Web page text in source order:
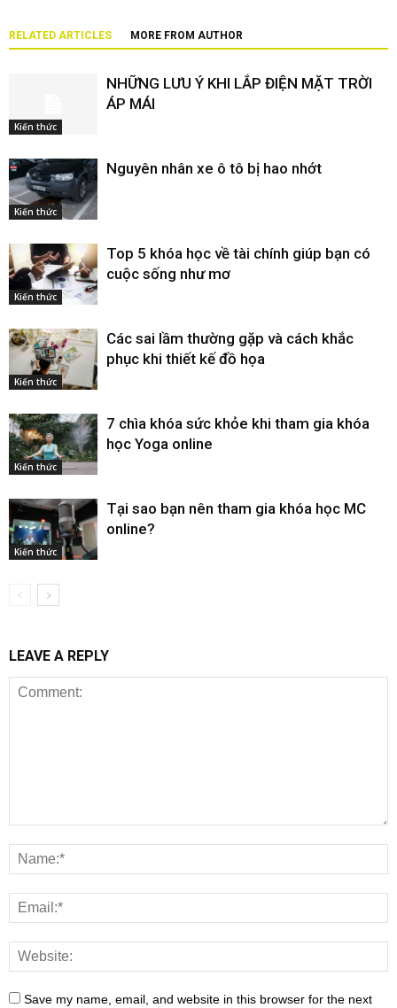
RELATED ARTICLES MORE FROM AUTHOR
Kiến thức
NHỮNG LƯU Ý KHI LẮP ĐIỆN MẶT TRỜI
ÁP MÁI
Kiến thức
Nguyên nhân xe ô tô bị hao nhớt
Kiến thức
Top 5 khóa học về tài chính giúp bạn có
cuộc sống như mơ
Kiến thức
Các sai lầm thường gặp và cách khắc
phục khi thiết kế đồ họa
Kiến thức
7 chìa khóa sức khỏe khi tham gia khóa
học Yoga online
Kiến thức
Tại sao bạn nên tham gia khóa học MC
online?
LEAVE A REPLY
Save my name, email, and website in this browser for the next